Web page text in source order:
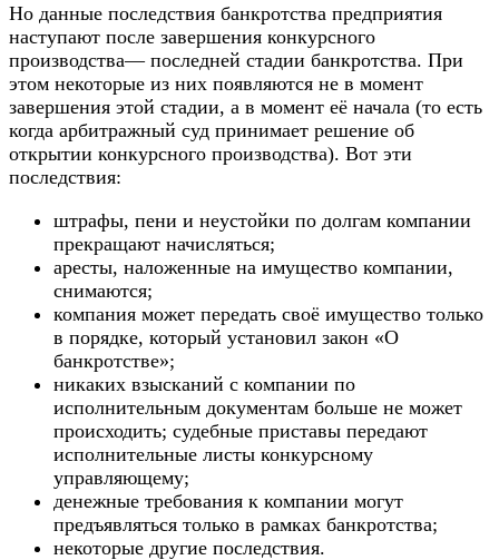
Но данные последствия банкротства предприятия
наступают после завершения конкурсного
производства— последней стадии банкротства. При
этом некоторые из них появляются не в момент
завершения этой стадии, а в момент её начала (то есть
когда арбитражный суд принимает решение об
открытии конкурсного производства). Вот эти
последствия:
штрафы, пени и неустойки по долгам компании
прекращают начисляться;
аресты, наложенные на имущество компании,
снимаются;
компания может передать своё имущество только
в порядке, который установил закон «О
банкротстве»;
никаких взысканий с компании по
исполнительным документам больше не может
происходить; судебные приставы передают
исполнительные листы конкурсному
управляющему;
денежные требования к компании могут
предъявляться только в рамках банкротства;
некоторые другие последствия.